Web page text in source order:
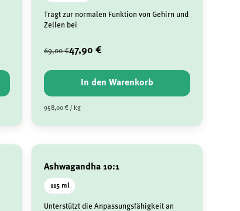
Trägt zur normalen Funktion von Gehirn und
Zellen bei
69,00 €47,90 €
In den Warenkorb
958,00 € / kg
Ashwagandha 10:1
115 ml
Unterstützt die Anpassungsfähigkeit an